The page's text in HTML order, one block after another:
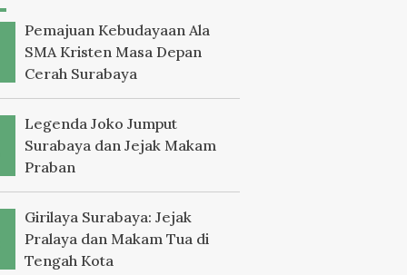
Pemajuan Kebudayaan Ala
SMA Kristen Masa Depan
Cerah Surabaya
Legenda Joko Jumput
Surabaya dan Jejak Makam
Praban
Girilaya Surabaya: Jejak
Pralaya dan Makam Tua di
Tengah Kota